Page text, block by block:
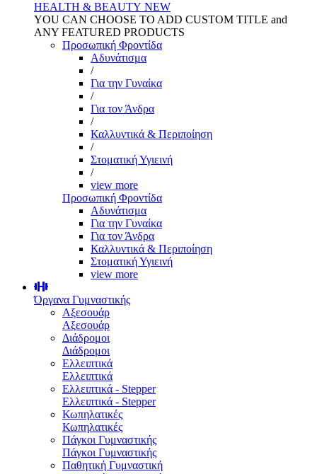
HEALTH & BEAUTY NEW
YOU CAN CHOOSE TO ADD CUSTOM TITLE and
ANY FEATURED PRODUCTS
Προσωπική Φροντίδα
Αδυνάτισμα
/
Για την Γυναίκα
/
Για τον Άνδρα
/
Καλλυντικά & Περιποίηση
/
Στοματική Υγιεινή
/
view more
Προσωπική Φροντίδα
Αδυνάτισμα
Για την Γυναίκα
Για τον Άνδρα
Καλλυντικά & Περιποίηση
Στοματική Υγιεινή
view more
Όργανα Γυμναστικής
Αξεσουάρ
Αξεσουάρ
Διάδρομοι
Διάδρομοι
Ελλειπτικά
Ελλειπτικά
Ελλειπτικά - Stepper
Ελλειπτικά - Stepper
Κωπηλατικές
Κωπηλατικές
Πάγκοι Γυμναστικής
Πάγκοι Γυμναστικής
Παθητική Γυμναστική